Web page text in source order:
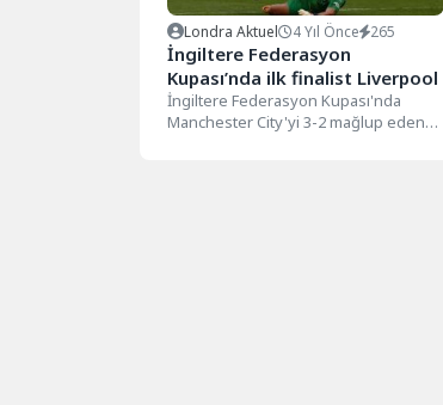
Londra Aktuel 4 Yıl Önce 265
İngiltere Federasyon
Kupası’nda ilk finalist Liverpool
İngiltere Federasyon Kupası'nda
Manchester City'yi 3-2 mağlup eden